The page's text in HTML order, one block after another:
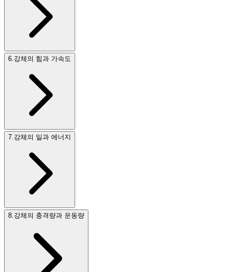
6 강체의 힘과 가속도
7 강체의 일과 에너지
8 강체의 충격량과 운동량